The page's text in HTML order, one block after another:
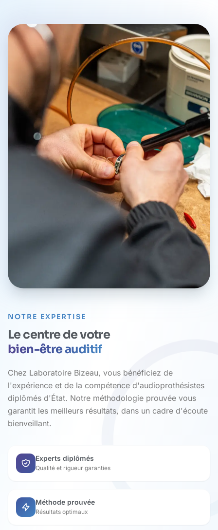
NOTRE EXPERTISE
Le centre de votre
bien-être auditif
Chez Laboratoire Bizeau, vous bénéficiez de
l'expérience et de la compétence d'audioprothésistes
diplômés d'État. Notre méthodologie prouvée vous
garantit les meilleurs résultats, dans un cadre d'écoute
bienveillant.
Experts diplômés
Qualité et rigueur garanties
Méthode prouvée
Résultats optimaux